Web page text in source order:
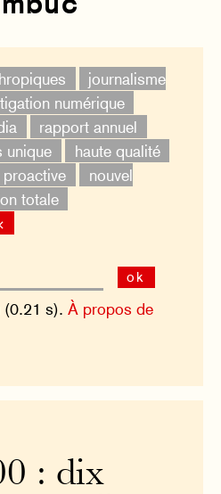
journalisme
numérique
rapport annuel
unique
haute qualité
nouvel
totale
ok
(0.21 s).À propos de
: dix